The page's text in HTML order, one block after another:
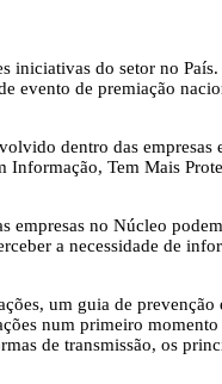
iniciativas do setor no
evento de premiação
dentro das empresas
Informação, Tem Mais
empresas no Núcleo
a necessidade de
um guia de prevenção
num primeiro
de transmissão, os